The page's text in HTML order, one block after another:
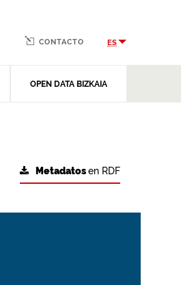
OPEN DATA BIZKAIA
CONTACTO ES
Metadatosen RDF